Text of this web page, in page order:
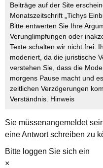
Beiträge auf der Site
Monatszeitschrift „Tichys
Bitte entwerten Sie Ihre
Verunglimpfungen oder
Texte schalten wir nicht frei.
moderiert, da die juristische
verstehen Sie, dass die
morgens Pause macht und
zeitlichen Verzögerungen
Verständnis. Hinweis
Sie müssenangemeldet
eine Antwort schreiben zu
Bitte loggen Sie sich ein
×